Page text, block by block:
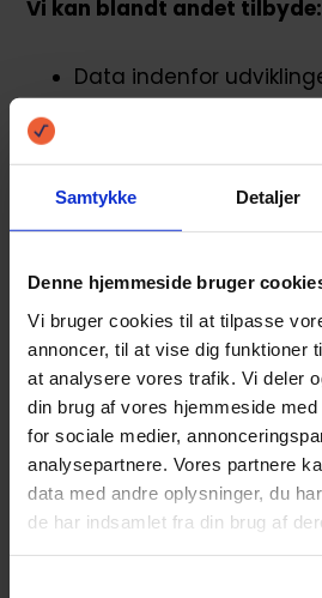
Samtykke Detaljer
Denne hjemmeside bruger
Vi bruger cookies til at tilpasse
annoncer, til at vise dig funktioner
at analysere vores trafik. Vi deler
din brug af vores hjemmeside
for sociale medier,
analysepartnere. Vores partnere
data med andre oplysninger, du
de har indsamlet fra din brug af
Vi kan blandt andet tilbyde:
Data indenfor
Ekspertviden om
Vores seneste
Ritzau: Smartphones
låneredskaber
Ritzau: Kraftig stigning i
forbrugslån 2022